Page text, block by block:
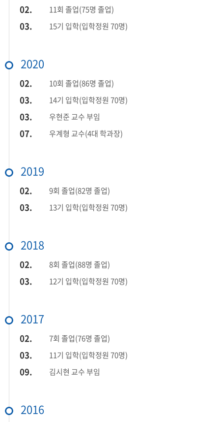
02. 11회 졸업(75명 졸업)
03. 15기 입학(입학정원 70명)
2020
02. 10회 졸업(86명 졸업)
03. 14기 입학(입학정원 70명)
03. 우현준 교수 부임
07. 우계형 교수(4대 학과장)
2019
02. 9회 졸업(82명 졸업)
03. 13기 입학(입학정원 70명)
2018
02. 8회 졸업(88명 졸업)
03. 12기 입학(입학정원 70명)
2017
02. 7회 졸업(76명 졸업)
03. 11기 입학(입학정원 70명)
09. 김시현 교수 부임
2016